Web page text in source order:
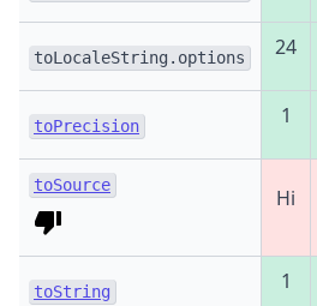
toLocaleString.options 24
toPrecision 1
toSource Ні
toString 1